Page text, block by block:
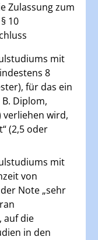
Zulassung zum
10
mit
8
für das ein
Diplom,
verliehen wird,
(2,5 oder
mit
von
Note „sehr
auf die
in den